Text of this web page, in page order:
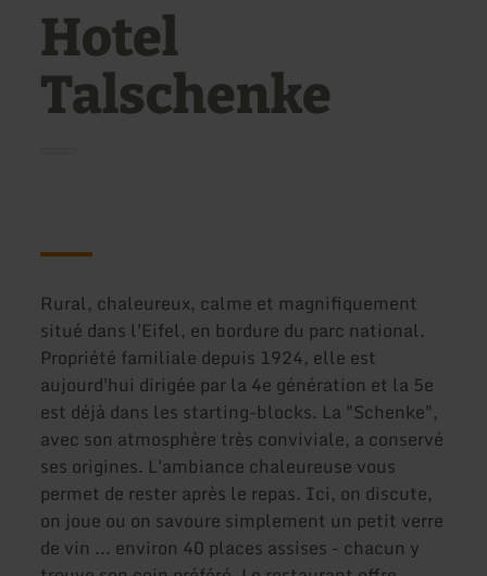
Hotel
Talschenke
Rural, chaleureux, calme et magnifiquement
situé dans l'Eifel, en bordure du parc national.
Propriété familiale depuis 1924, elle est
aujourd'hui dirigée par la 4e génération et la 5e
est déjà dans les starting-blocks. La "Schenke",
avec son atmosphère très conviviale, a conservé
ses origines. L'ambiance chaleureuse vous
permet de rester après le repas. Ici, on discute,
on joue ou on savoure simplement un petit verre
de vin ... environ 40 places assises - chacun y